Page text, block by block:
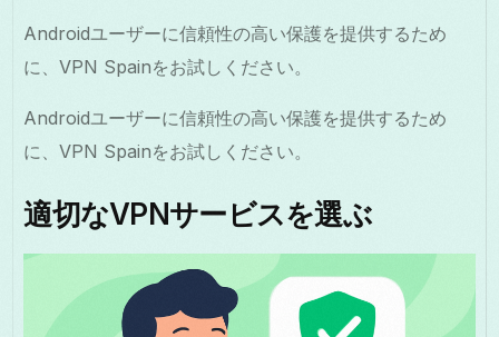
Androidユーザーに信頼性の高い保護を提供するため
に、VPN Spainをお試しください。
Androidユーザーに信頼性の高い保護を提供するため
に、VPN Spainをお試しください。
適切なVPNサービスを選ぶ